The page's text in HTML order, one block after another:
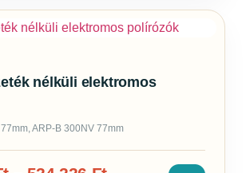
nélküli elektromos
ARP-B 300NV 77mm